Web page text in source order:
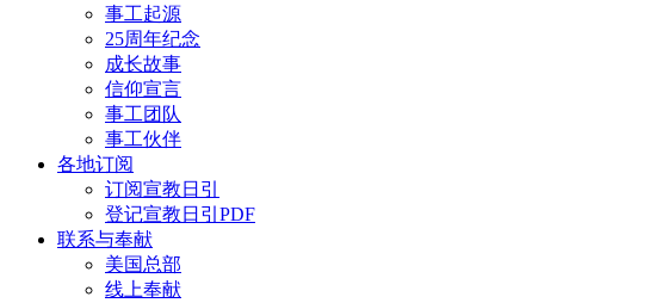
事工起源
25周年纪念
成长故事
信仰宣言
事工团队
事工伙伴
各地订阅
订阅宣教日引
登记宣教日引PDF
联系与奉献
美国总部
线上奉献